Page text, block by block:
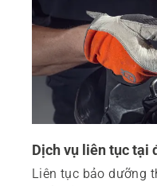
Dịch vụ liên tục tại
Liên tục bảo dưỡng